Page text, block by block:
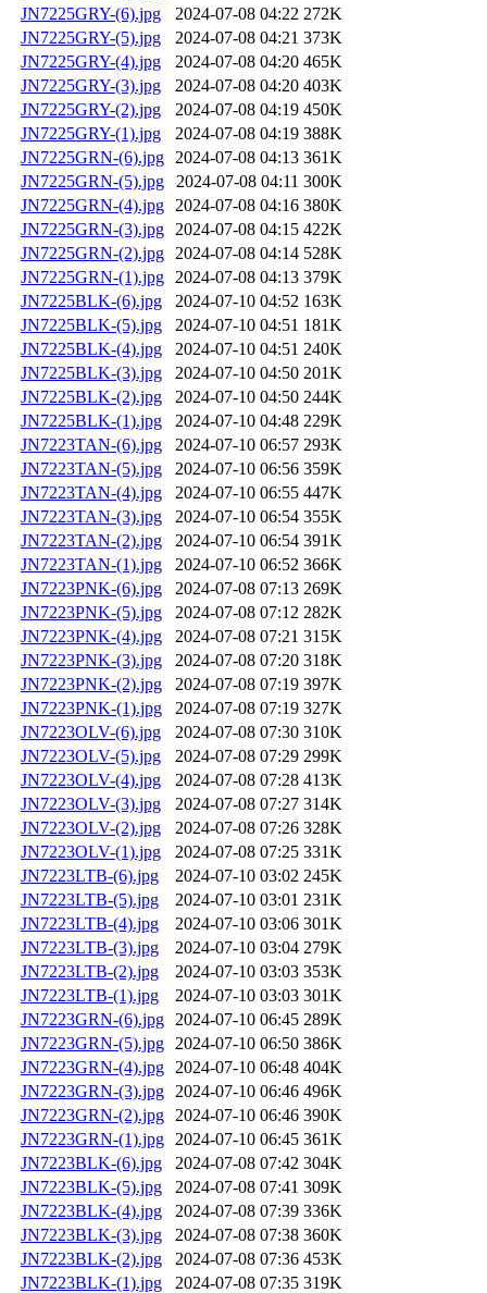
JN7225GRY-(6).jpg
2024-07-08 04:22 272K
JN7225GRY-(5).jpg
2024-07-08 04:21 373K
JN7225GRY-(4).jpg
2024-07-08 04:20 465K
JN7225GRY-(3).jpg
2024-07-08 04:20 403K
JN7225GRY-(2).jpg
2024-07-08 04:19 450K
JN7225GRY-(1).jpg
2024-07-08 04:19 388K
JN7225GRN-(6).jpg
2024-07-08 04:13 361K
JN7225GRN-(5).jpg
2024-07-08 04:11 300K
JN7225GRN-(4).jpg
2024-07-08 04:16 380K
JN7225GRN-(3).jpg
2024-07-08 04:15 422K
JN7225GRN-(2).jpg
2024-07-08 04:14 528K
JN7225GRN-(1).jpg
2024-07-08 04:13 379K
JN7225BLK-(6).jpg
2024-07-10 04:52 163K
JN7225BLK-(5).jpg
2024-07-10 04:51 181K
JN7225BLK-(4).jpg
2024-07-10 04:51 240K
JN7225BLK-(3).jpg
2024-07-10 04:50 201K
JN7225BLK-(2).jpg
2024-07-10 04:50 244K
JN7225BLK-(1).jpg
2024-07-10 04:48 229K
JN7223TAN-(6).jpg
2024-07-10 06:57 293K
JN7223TAN-(5).jpg
2024-07-10 06:56 359K
JN7223TAN-(4).jpg
2024-07-10 06:55 447K
JN7223TAN-(3).jpg
2024-07-10 06:54 355K
JN7223TAN-(2).jpg
2024-07-10 06:54 391K
JN7223TAN-(1).jpg
2024-07-10 06:52 366K
JN7223PNK-(6).jpg
2024-07-08 07:13 269K
JN7223PNK-(5).jpg
2024-07-08 07:12 282K
JN7223PNK-(4).jpg
2024-07-08 07:21 315K
JN7223PNK-(3).jpg
2024-07-08 07:20 318K
JN7223PNK-(2).jpg
2024-07-08 07:19 397K
JN7223PNK-(1).jpg
2024-07-08 07:19 327K
JN7223OLV-(6).jpg
2024-07-08 07:30 310K
JN7223OLV-(5).jpg
2024-07-08 07:29 299K
JN7223OLV-(4).jpg
2024-07-08 07:28 413K
JN7223OLV-(3).jpg
2024-07-08 07:27 314K
JN7223OLV-(2).jpg
2024-07-08 07:26 328K
JN7223OLV-(1).jpg
2024-07-08 07:25 331K
JN7223LTB-(6).jpg
2024-07-10 03:02 245K
JN7223LTB-(5).jpg
2024-07-10 03:01 231K
JN7223LTB-(4).jpg
2024-07-10 03:06 301K
JN7223LTB-(3).jpg
2024-07-10 03:04 279K
JN7223LTB-(2).jpg
2024-07-10 03:03 353K
JN7223LTB-(1).jpg
2024-07-10 03:03 301K
JN7223GRN-(6).jpg
2024-07-10 06:45 289K
JN7223GRN-(5).jpg
2024-07-10 06:50 386K
JN7223GRN-(4).jpg
2024-07-10 06:48 404K
JN7223GRN-(3).jpg
2024-07-10 06:46 496K
JN7223GRN-(2).jpg
2024-07-10 06:46 390K
JN7223GRN-(1).jpg
2024-07-10 06:45 361K
JN7223BLK-(6).jpg
2024-07-08 07:42 304K
JN7223BLK-(5).jpg
2024-07-08 07:41 309K
JN7223BLK-(4).jpg
2024-07-08 07:39 336K
JN7223BLK-(3).jpg
2024-07-08 07:38 360K
JN7223BLK-(2).jpg
2024-07-08 07:36 453K
JN7223BLK-(1).jpg
2024-07-08 07:35 319K